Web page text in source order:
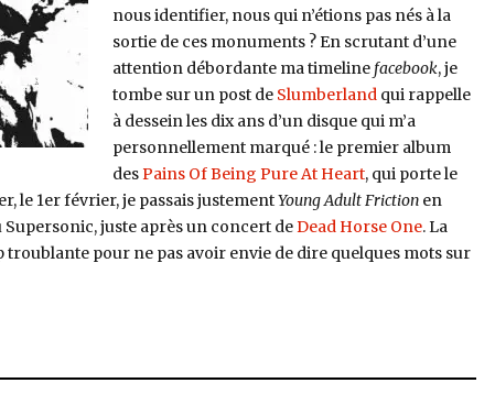
nous identifier, nous qui n’étions pas nés à la
sortie de ces monuments ? En scrutant d’une
attention débordante ma timeline facebook, je
tombe sur un post de Slumberlandqui rappelle
à dessein les dix ans d’un disque qui m’a
personnellement marqué : le premier album
desPains Of Being Pure At Heart, qui porte le
le 1er février, je passais justementYoung Adult Friction en
Supersonic, juste après un concert deDead Horse One. La
pour ne pas avoir envie de dire quelques mots sur
Being Pure at Heart, The Pains of Being Pure at Heart (Slumberland) »